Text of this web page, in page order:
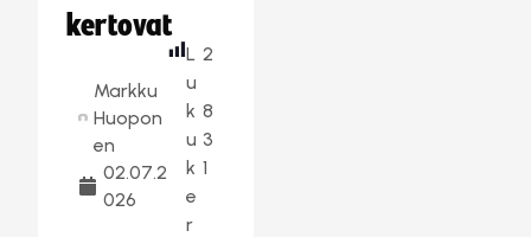
kertovat
Markku
Huopon
en
02.07.2
026
L
u
k
u
k
e
r
2
8
3
1